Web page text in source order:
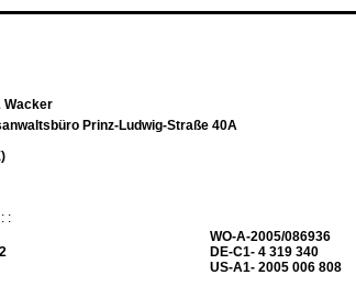
Wacker
Prinz-Ludwig-Straße 40A
:
WO-A-2005/086936
DE-C1- 4 319 340
US-A1- 2005 006 808